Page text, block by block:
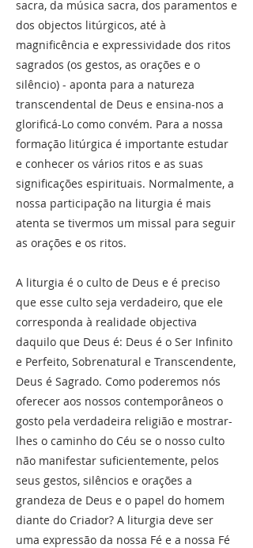
sacra, da música sacra, dos paramentos e
dos objectos litúrgicos, até à
magnificência e expressividade dos ritos
sagrados (os gestos, as orações e o
silêncio) - aponta para a natureza
transcendental de Deus e ensina-nos a
glorificá-Lo como convém. Para a nossa
formação litúrgica é importante estudar
e conhecer os vários ritos e as suas
significações espirituais. Normalmente, a
nossa participação na liturgia é mais
atenta se tivermos um missal para seguir
as orações e os ritos.
A liturgia é o culto de Deus e é preciso
que esse culto seja verdadeiro, que ele
corresponda à realidade objectiva
daquilo que Deus é: Deus é o Ser Infinito
e Perfeito, Sobrenatural e Transcendente,
Deus é Sagrado. Como poderemos nós
oferecer aos nossos contemporâneos o
gosto pela verdadeira religião e mostrar-
lhes o caminho do Céu se o nosso culto
não manifestar suficientemente, pelos
seus gestos, silêncios e orações a
grandeza de Deus e o papel do homem
diante do Criador? A liturgia deve ser
uma expressão da nossa Fé e a nossa Fé